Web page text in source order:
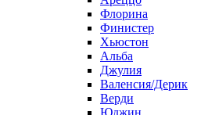
Флорина
Финистер
Хьюстон
Альба
Джулия
Валенсия/Дерик
Верди
Юджин